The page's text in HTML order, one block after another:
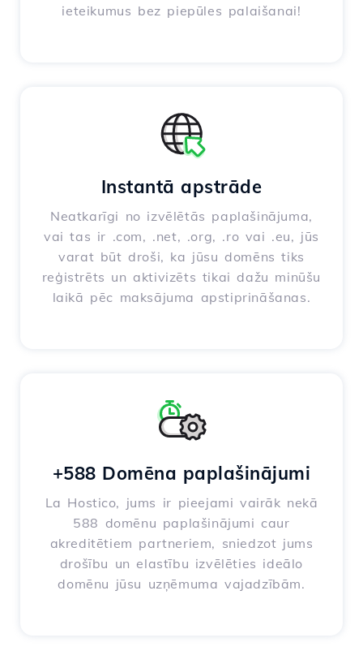
ieteikumus bez piepūles palaišanai!
Instantā apstrāde
Neatkarīgi no izvēlētās paplašinājuma,
vai tas ir .com, .net, .org, .ro vai .eu, jūs
varat būt droši, ka jūsu domēns tiks
reģistrēts un aktivizēts tikai dažu minūšu
laikā pēc maksājuma apstiprināšanas.
+588 Domēna paplašinājumi
La Hostico, jums ir pieejami vairāk nekā
588 domēnu paplašinājumi caur
akreditētiem partneriem, sniedzot jums
drošību un elastību izvēlēties ideālo
domēnu jūsu uzņēmuma vajadzībām.